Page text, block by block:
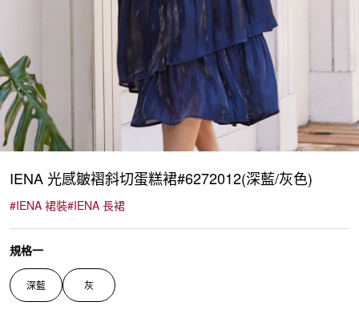
IENA 光感皺褶斜切蛋糕裙#6272012(深藍/灰色)
#IENA 裙裝#IENA 長裙
規格一
深藍 灰